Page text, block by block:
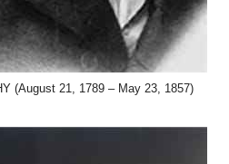
(August 21, 1789 – May 23, 1857)